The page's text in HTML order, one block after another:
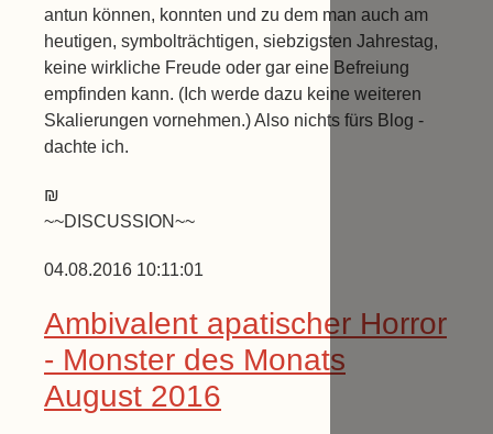
antun können, konnten und zu dem man auch am
heutigen, symbolträchtigen, siebzigsten Jahrestag,
keine wirkliche Freude oder gar eine Befreiung
empfinden kann. (Ich werde dazu keine weiteren
Skalierungen vornehmen.) Also nichts fürs Blog -
dachte ich.
₪
~~DISCUSSION~~
04.08.2016 10:11:01
Ambivalent apatischer Horror
- Monster des Monats
August 2016